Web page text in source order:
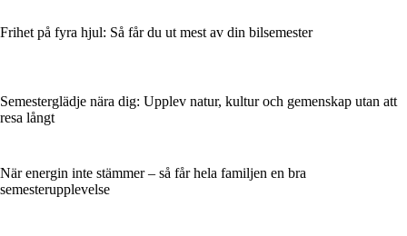
Frihet på fyra hjul: Så får du ut mest av din bilsemester
Semesterglädje nära dig: Upplev natur, kultur och gemenskap utan att
resa långt
När energin inte stämmer – så får hela familjen en bra
semesterupplevelse